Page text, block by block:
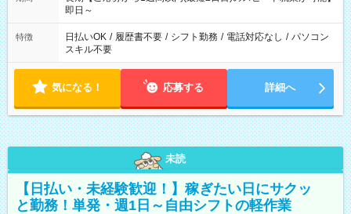
即日～
特徴 日払いOK / 履歴書不要 / シフト勤務 / 電話対応なし / パソコン
スキル不要
気になる！ 応募する 詳細へ
未読
【日払い・未経験歓迎！】稼ぎたい日にサクッ
と勤務！単発・週1日～自由シフトの軽作業